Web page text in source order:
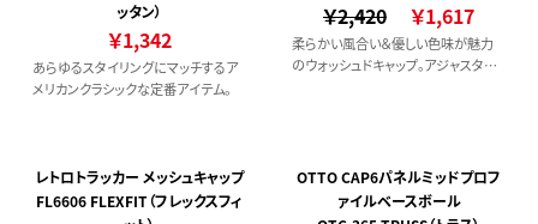
ッタン）
￥1,342
あらゆるスタイリングにマッチするア
メリカンクラシックな定番アイテム。
￥2,420 ￥1,617
柔らかい風合い＆優しい色味が魅力
のウォッシュドキャップ。アジャスター
レトロトラッカー メッシュキャップ
FL6606 FLEXFIT（フレックスフィ
OTTO CAP6パネルミッドプロフ
ァイルベースボール